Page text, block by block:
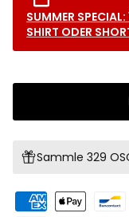
SUMMER
SHIRT ODER
Sammle 329